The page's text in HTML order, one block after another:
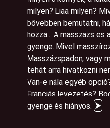
milyen? Liaa milyen?
bővebben bemutatni,
hozzá... A masszázs és
gyenge. Mivel
Masszázspadon, vagy
tehát arra hivatkozni
Van-e nála egyéb
Franciás levezetés?
gyenge és hiányos. ⮞